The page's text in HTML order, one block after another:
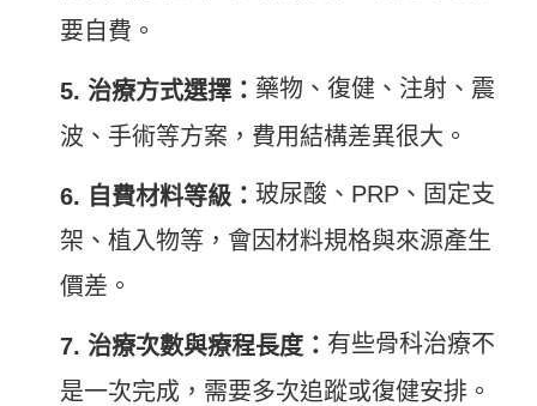
要自費。
5. 治療方式選擇： 藥物、復健、注射、震
波、手術等方案，費用結構差異很大。
6. 自費材料等級： 玻尿酸、PRP、固定支
架、植入物等，會因材料規格與來源產生
價差。
7. 治療次數與療程長度： 有些骨科治療不
是一次完成，需要多次追蹤或復健安排。